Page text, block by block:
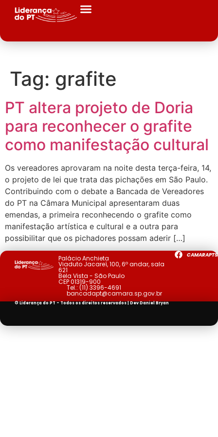
Tag: grafite
PT altera projeto de Doria
para reconhecer o grafite
como manifestação cultural
Os vereadores aprovaram na noite desta terça-feira, 14,
o projeto de lei que trata das pichações em São Paulo.
Contribuindo com o debate a Bancada de Vereadores
do PT na Câmara Municipal apresentaram duas
emendas, a primeira reconhecendo o grafite como
manifestação artística e cultural e a outra para
possibilitar que os pichadores possam aderir […]
Palácio Anchieta
Viaduto Jacareí, 100, 6º andar, sala
621
Bela Vista - São Paulo
CEP 01319-900
Tel.: (11) 3396-4691
bancadapt@camara.sp.gov.br
© Liderança do PT - Todos os direitos reservados | DevDaniel Bryan